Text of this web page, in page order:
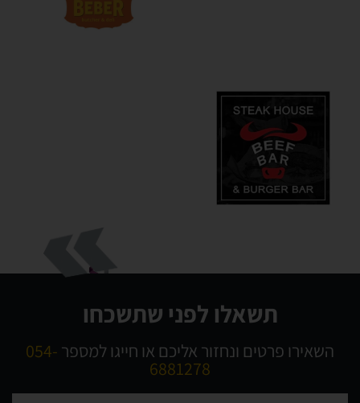
תשאלו לפני שתשכחו
השאירו פרטים ונחזור אליכם או חייגו למספר 054-
6881278